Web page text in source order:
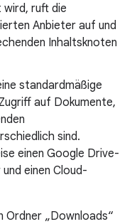
wird, ruft die
Anbieter auf und
Inhaltsknoten
standardmäßige
auf Dokumente,
sind.
einen Google Drive-
einen Cloud-
Ordner „Downloads“